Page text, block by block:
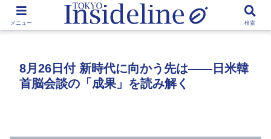
by Toshikawa Takao
8月26日付 新時代に向かう先は――日米韓
首脳会談の「成果」を読み解く
メニュー 検索